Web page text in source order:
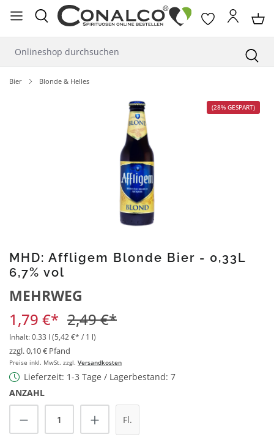
springen
Bier Blonde & Helles
(28% GESPART)
MHD: Affligem Blonde Bier - 0,33L
6,7% vol
MEHRWEG
1,79 €* 2,49 €*
Inhalt:0.33 l (5,42 €* / 1 l)
zzgl. 0,10 € Pfand
Preise inkl. MwSt. zzgl. Versandkosten
Lieferzeit: 1-3 Tage / Lagerbestand: 7
ANZAHL
Produkt Anzahl: Gib den gewünschten
Fl.